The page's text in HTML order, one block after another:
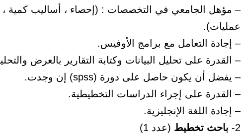
– مؤهل الجامعي في التخصصات : (إحصاء ، أساليب كمية
عمليات).
– إجادة التعامل مع برامج الأوفيس.
– القدرة على تحليل البيانات وكتابة التقارير بالعرض
– يفضل أن يكون حاصل على دورة (spss) إن وجدت.
– القدرة على إجراء الدراسات التخطيطية.
– إجادة اللغة الإنجليزية.
2-
باحث تخطيط (عدد 1)